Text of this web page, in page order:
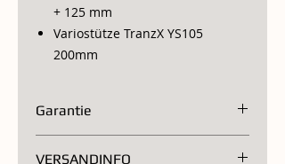
+ 125 mm
Variostütze TranzX YS105
200mm
Garantie
VERSANDINFO